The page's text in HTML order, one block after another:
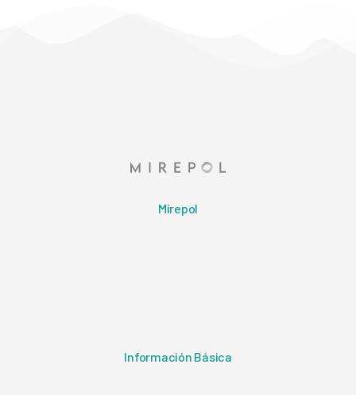
Mirepol
Información Básica